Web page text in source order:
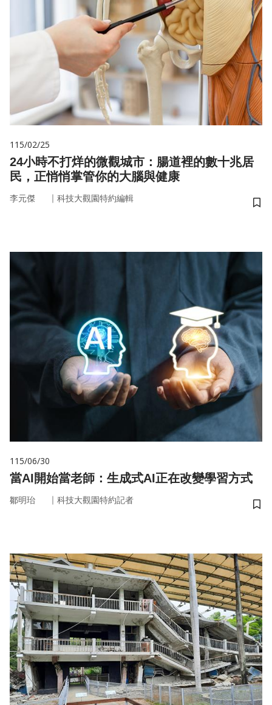
115/02/25
24小時不打烊的微觀城市：腸道裡的數十兆居
民，正悄悄掌管你的大腦與健康
李元傑 ｜ 科技大觀園特約編輯
儲
115/06/30
當AI開始當老師：生成式AI正在改變學習方式
鄒明珆 ｜ 科技大觀園特約記者
儲